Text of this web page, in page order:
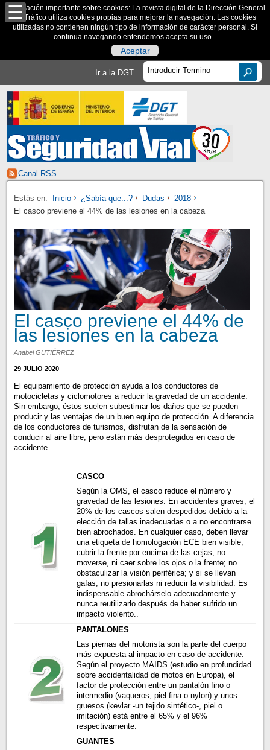
Información importante sobre cookies: La revista digital de la Dirección General
de Tráfico utiliza cookies propias para mejorar la navegación. Las cookies
utilizadas no contienen ningún tipo de información de carácter personal. Si
continua navegando entendemos acepta su uso.
Aceptar
Ir a la DGT
Canal RSS
Estás en: Inicio ¿Sabía que...? Dudas
2018
El casco previene el 44% de las lesiones en la cabeza
El casco previene el 44% de
las lesiones en la cabeza
Anabel GUTIÉRREZ
29 JULIO 2020
El equipamiento de protección ayuda a los conductores de
motocicletas y ciclomotores a reducir la gravedad de un accidente.
Sin embargo, éstos suelen subestimar los daños que se pueden
producir y las ventajas de un buen equipo de protección. A diferencia
de los conductores de turismos, disfrutan de la sensación de
conducir al aire libre, pero están más desprotegidos en caso de
accidente.
CASCO
Según la OMS, el casco reduce el número y
gravedad de las lesiones. En accidentes graves, el
20% de los cascos salen despedidos debido a la
elección de tallas inadecuadas o a no encontrarse
bien abrochados. En cualquier caso, deben llevar
una etiqueta de homologación ECE bien visible;
cubrir la frente por encima de las cejas; no
moverse, ni caer sobre los ojos o la frente; no
obstaculizar la visión periférica; y si se llevan
gafas, no presionarlas ni reducir la visibilidad. Es
indispensable abrochárselo adecuadamente y
nunca reutilizarlo después de haber sufrido un
impacto violento..
PANTALONES
Las piernas del motorista son la parte del cuerpo
más expuesta al impacto en caso de accidente.
Según el proyecto MAIDS (estudio en profundidad
sobre accidentalidad de motos en Europa), el
factor de protección entre un pantalón fino o
intermedio (vaqueros, piel fina o nylon) y unos
gruesos (kevlar -un tejido sintético-, piel o
imitación) está entre el 65% y el 96%
respectivamente.
GUANTES